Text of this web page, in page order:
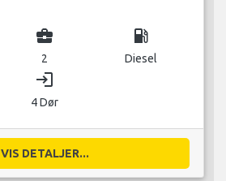
business_center
2
local_gas_station
Diesel
login
4 Dør
VIS DETALJER...